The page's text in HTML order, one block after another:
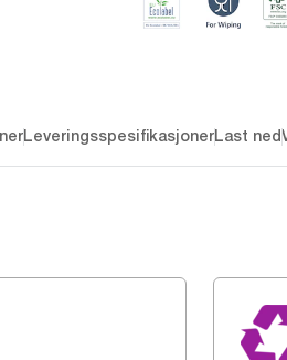
LeveringsspesifikasjonerLast ned